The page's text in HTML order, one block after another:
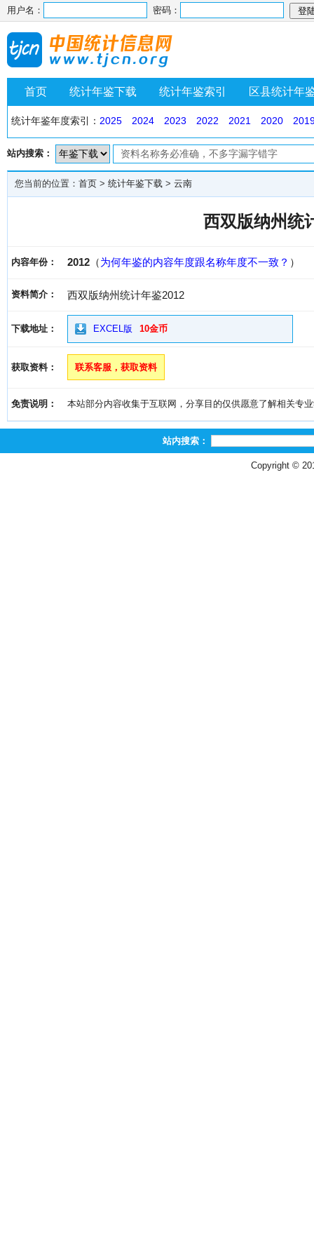
用户名： 密码：
首页 统计年鉴下载 统计年鉴索引 区县统计年
统计年鉴年度索引： 2025 2024 2023 2022 2021 2020
站内搜索：
您当前的位置： 首页 > 统计年鉴下载 > 云南
西双版纳州统
内容年份： 2012 （为何年鉴的内容年度跟名称年度不一致？ ）
资料简介： 西双版纳州统计年鉴2012
下载地址： EXCEL版 10金币
获取资料： 联系客服，获取资料
免责说明： 本站部分内容收集于互联网，分享目的仅供愿意了解相关专
站内搜索：
Copyright ©